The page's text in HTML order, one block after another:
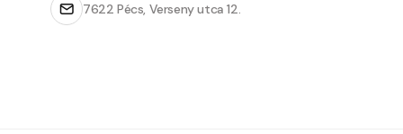
7622 Pécs, Verseny utca 12.